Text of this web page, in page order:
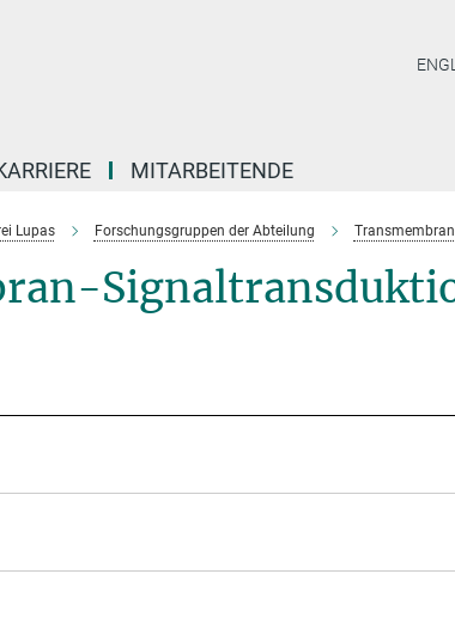
MITARBEITENDE
Lupas Forschungsgruppen der Abteilung